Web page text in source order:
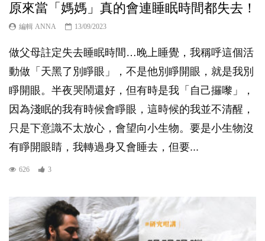
原來當「媽媽」真的會連睡眠時間都失去！
編輯 ANNA 13/09/2023
做父母註定失去睡眠時間…晚上睡覺，我稱呼這個活
動做「天黑了別睜眼」，不是他別睜開眼，就是我別
睜開眼。半夜哭鬧還好，但有時是我「自己攞嚟」，
因為淺眠的我有時候會睜眼，這時候的我並不清醒，
只是下意識不太放心，會望向小生物。要是小生物沒
有睜開眼睛，我轉過身又會睡去，但要...
626 3